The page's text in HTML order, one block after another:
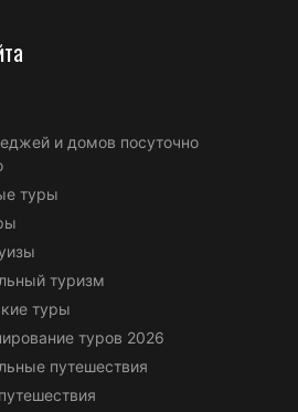
и домов посуточно
туры
туризм
туры
туров 2026
путешествия